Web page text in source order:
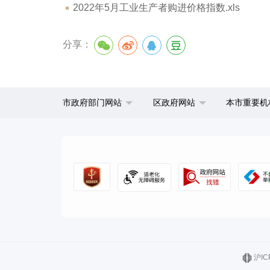
2022年5月工业生产者购进价格指数.xls
分享：
市政府部门网站 区政府网站 本市重要
沪